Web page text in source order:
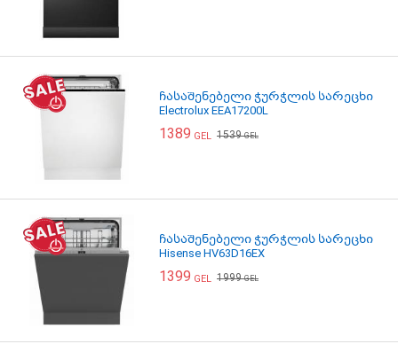
ჩასაშენებელი ჭურჭლის სარეცხი
Electrolux EEA17200L
1389 GEL 1539GEL
ჩასაშენებელი ჭურჭლის სარეცხი
Hisense HV63D16EX
1399 GEL 1999GEL